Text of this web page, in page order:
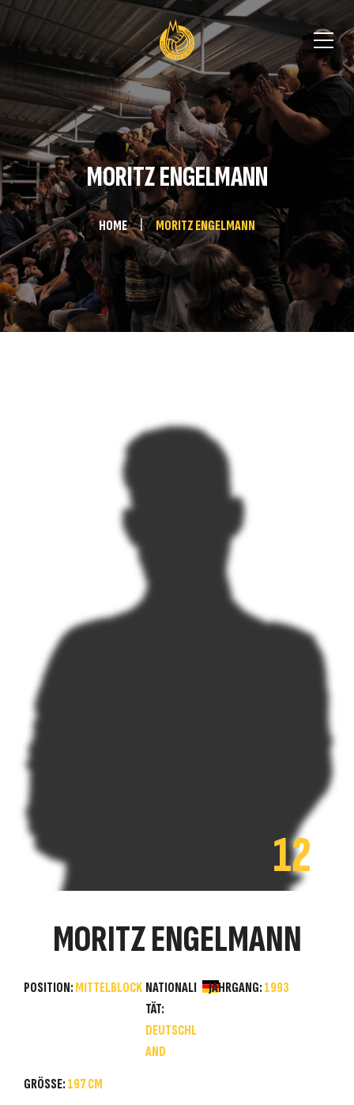
MORITZ ENGELMANN
HOME MORITZ ENGELMANN
MORITZ ENGELMANN
POSITION:MITTELBLOCK NATIONALI
TÄT:
DEUTSCHL
AND
JAHRGANG:1993
GRÖSSE:197 CM
12